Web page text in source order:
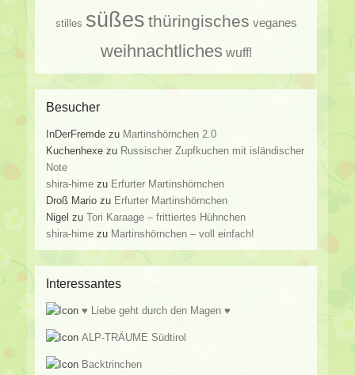
stilles süßes thüringisches veganes
weihnachtliches wuff!
Besucher
InDerFremde zu Martinshörnchen 2.0
Kuchenhexe zu Russischer Zupfkuchen mit isländischer
Note
shira-hime zu Erfurter Martinshörnchen
Droß Mario zu Erfurter Martinshörnchen
Nigel zuTori Karaage – frittiertes Hühnchen
shira-hime zu Martinshörnchen – voll einfach!
Interessantes
♥ Liebe geht durch den Magen ♥
ALP-TRÄUME Südtirol
Backtrinchen